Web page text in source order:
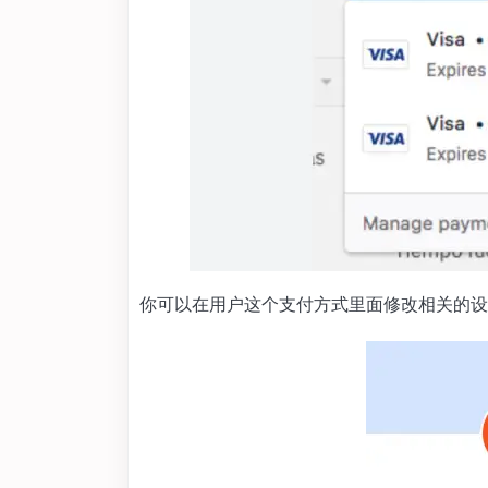
你可以在用户这个支付方式里面修改相关的